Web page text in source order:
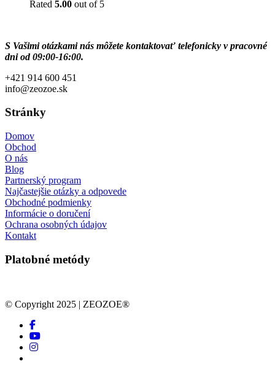
Rated 5.00 out of 5
S Vašimi otázkami nás môžete kontaktovať telefonicky v pracovné
dni od 09:00-16:00.
+421 914 600 451
info@zeozoe.sk
Stránky
Domov
Obchod
O nás
Blog
Partnerský program
Najčastejšie otázky a odpovede
Obchodné podmienky
Informácie o doručení
Ochrana osobných údajov
Kontakt
Platobné metódy
© Copyright 2025 | ZEOZOE®
facebook
youtube
instagram